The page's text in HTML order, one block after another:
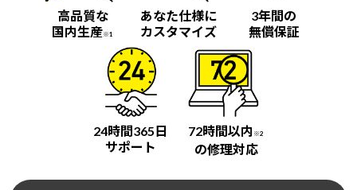
高品質な
国内生産※1
あなた仕様に
カスタマイズ
3年間の
無償保証
24時間365日
サポート
72時間以内 ※2
の修理対応